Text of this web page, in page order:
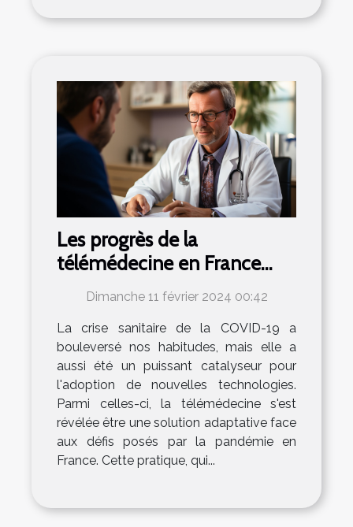
Les progrès de la
télémédecine en France
suite à la crise de la COVID-
Dimanche 11 février 2024 00:42
La crise sanitaire de la COVID-19 a
bouleversé nos habitudes, mais elle a
aussi été un puissant catalyseur pour
l'adoption de nouvelles technologies.
Parmi celles-ci, la télémédecine s'est
révélée être une solution adaptative face
aux défis posés par la pandémie en
France. Cette pratique, qui...